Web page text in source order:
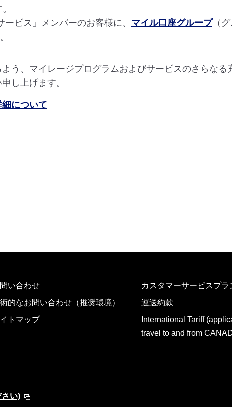
ビス」メンバーのお客様に、 マイル口座グループ（
う、マイレージプログラムおよびサービスのさらなる
し上げます。
について
い合わせ
的なお問い合わせ（推奨環境）
トマップ
カスタマーサービスプラ
運送約款
International Tariff
travel to and from
さい)